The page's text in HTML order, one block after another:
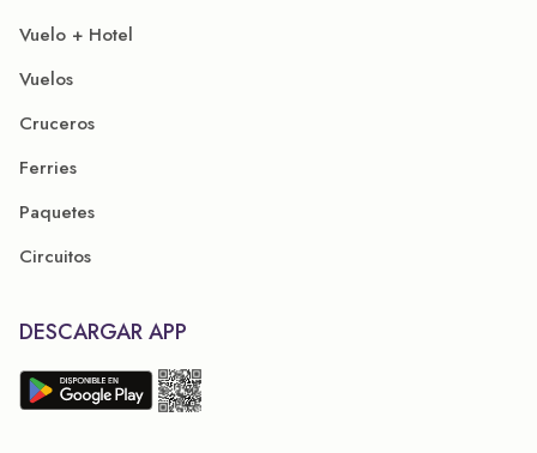
Vuelo + Hotel
Vuelos
Cruceros
Ferries
Paquetes
Circuitos
DESCARGAR APP